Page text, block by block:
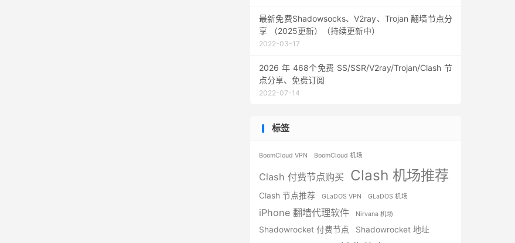
最新免费Shadowsocks、V2ray、Trojan 翻墙节点分
享 （2025更新）（持续更新中）
2022-03-17
2026 年 468个免费 SS/SSR/V2ray/Trojan/Clash 节
点分享、免费订阅
2022-07-14
标签
BoomCloud VPN BoomCloud 机场
Clash 付费节点购买 Clash 机场推荐
Clash 节点推荐 GLaDOS VPN GLaDOS 机场
iPhone 翻墙代理软件 Nirvana 机场
Shadowrocket 付费节点 Shadowrocket 地址